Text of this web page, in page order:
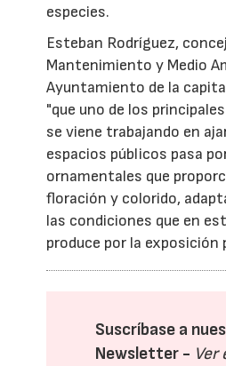
especies.
Esteban Rodríguez,
Mantenimiento y Medio
Ayuntamiento de la
"que uno de los
se viene trabajando en
espacios públicos pasa
ornamentales que
floración y colorido,
las condiciones que en
produce por la exposición
Suscríbase a
Newsletter - Ver